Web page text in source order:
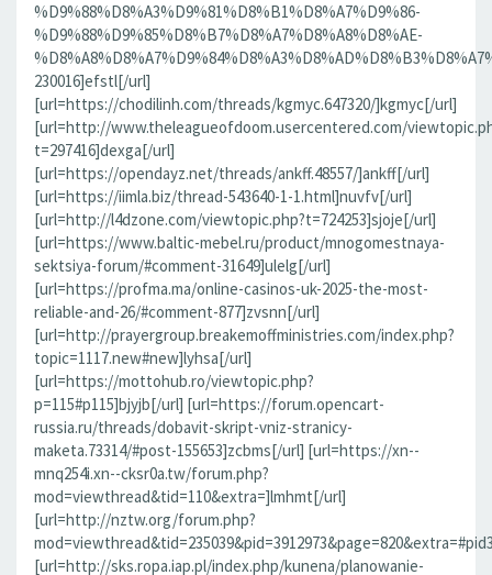
%D9%88%D8%A3%D9%81%D8%B1%D8%A7%D9%86-
%D9%88%D9%85%D8%B7%D8%A7%D8%A8%D8%AE-
230016]efstl[/url]
[url=https://chodilinh.com/threads/kgmyc.647320/]kgmyc[/url]
[url=http://www.theleagueofdoom.usercentered.com/
t=297416]dexga[/url]
[url=https://opendayz.net/threads/ankff.48557/]ankff[/url]
[url=https://iimla.biz/thread-543640-1-1.html]nuvfv[/url]
[url=http://l4dzone.com/viewtopic.php?t=724253]sjoje[/url]
[url=https://www.baltic-mebel.ru/product/mnogomestnaya-
sektsiya-forum/#comment-31649]ulelg[/url]
[url=https://profma.ma/online-casinos-uk-2025-the-most-
reliable-and-26/#comment-877]zvsnn[/url]
[url=http://prayergroup.breakemoffministries.com/index.php?
topic=1117.new#new]lyhsa[/url]
[url=https://mottohub.ro/viewtopic.php?
p=115#p115]bjyjb[/url] [url=https://forum.opencart-
russia.ru/threads/dobavit-skript-vniz-stranicy-
maketa.73314/#post-155653]zcbms[/url] [url=https://xn--
mnq254i.xn--cksr0a.tw/forum.php?
mod=viewthread&tid=110&extra=]lmhmt[/url]
[url=http://nztw.org/forum.php?
[url=http://sks.ropa.iap.pl/index.php/kunena/planowanie-